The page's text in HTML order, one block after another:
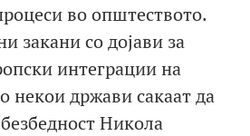
во општеството.
закани со дојави за
интеграции на
некои држави сакаат да
Никола